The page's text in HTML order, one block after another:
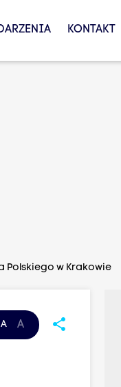
KONTAKT
Polskiego w Krakowie
A A share